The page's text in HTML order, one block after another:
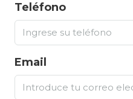
Teléfono
Email